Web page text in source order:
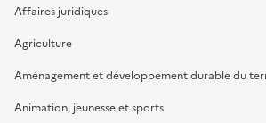
Affaires juridiques
Agriculture
Aménagement et développement durable du
Animation, jeunesse et sports